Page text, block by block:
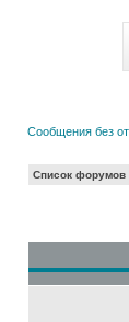
Сообщения без
Список форумов